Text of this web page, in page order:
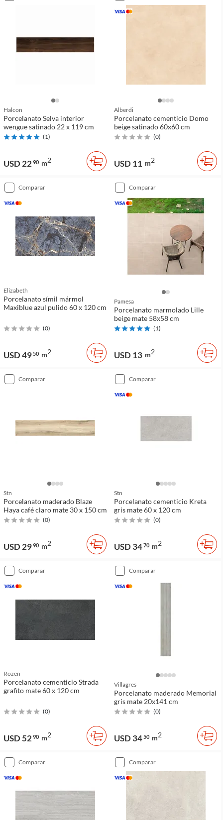
Halcon
Porcelanato Selva interior
wengue satinado 22 x 119 cm
(1)
USD 2290 m2
Alberdi
Porcelanato cementicio Domo
beige satinado 60x60 cm
(0)
USD 11 m2
comparar
Elizabeth
Porcelanato símil mármol
Maxiblue azul pulido 60 x 120 cm
(0)
USD 4950 m2
comparar
Pamesa
Porcelanato marmolado Lille
beige mate 58x58 cm
(1)
USD 13 m2
comparar
Stn
Porcelanato maderado Blaze
Haya café claro mate 30 x 150 cm
(0)
USD 2990 m2
comparar
Stn
Porcelanato cementicio Kreta
gris mate 60 x 120 cm
(0)
USD 3470 m2
comparar
Rozen
Porcelanato cementicio Strada
grafito mate 60 x 120 cm
(0)
USD 5290 m2
comparar
Villagres
Porcelanato maderado Memorial
gris mate 20x141 cm
(0)
USD 3450 m2
comparar comparar